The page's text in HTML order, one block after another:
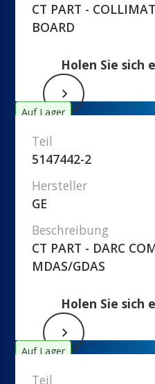
CT PART -
BOARD
Holen Sie sich
Auf Lager
Teil
5147442-2
Hersteller
GE
Beschreibung
CT PART - DARC
MDAS/GDAS
Holen Sie sich
Auf Lager
Teil